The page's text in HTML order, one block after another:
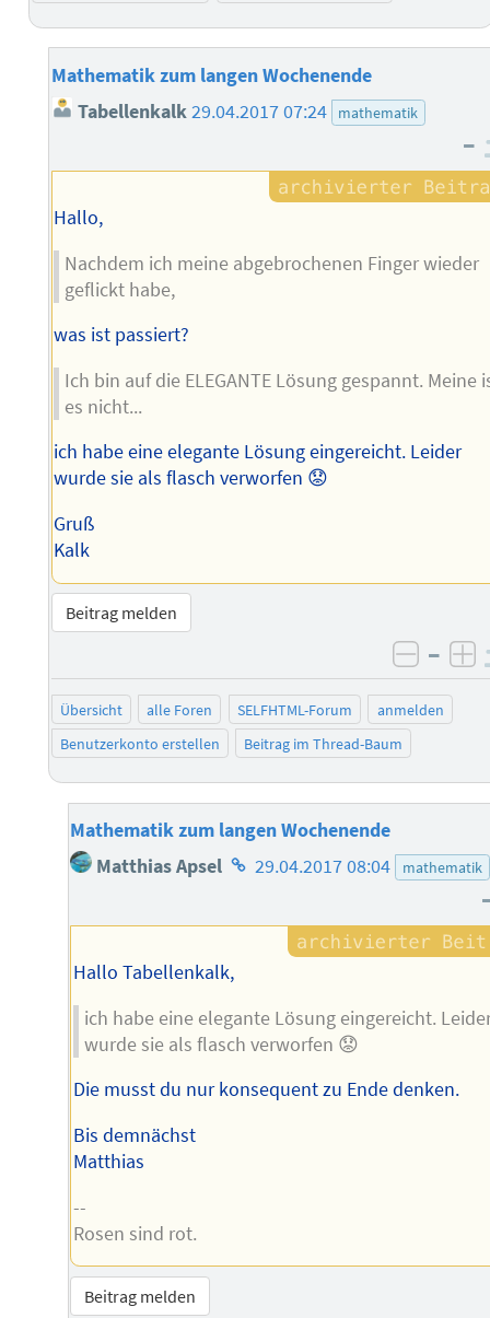
Mathematik zum langen Wochenende
Tabellenkalk29.04.2017 07:24 mathematik
–
Hallo,
Nachdem ich meine abgebrochenen Finger wieder
geflickt habe,
was ist passiert?
Ich bin auf die ELEGANTE Lösung gespannt. Meine
es nicht...
ich habe eine elegante Lösung eingereicht. Leider
wurde sie als flasch verworfen 😟
Gruß
Kalk
Beitrag melden
–
Übersicht alle Foren SELFHTML-Forum
anmelden
Benutzerkonto erstellen
Beitrag im Thread-Baum
Mathematik zum langen Wochenende
Matthias Apsel Homepage
Autors
29.04.2017 08:04 mathematik
Hallo Tabellenkalk,
ich habe eine elegante Lösung eingereicht.
wurde sie als flasch verworfen 😟
Die musst du nur konsequent zu Ende denken.
Bis demnächst
Matthias
--
Rosen sind rot.
Beitrag melden